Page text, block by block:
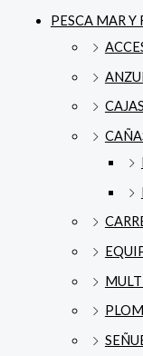
PESCA MAR Y
CAJAS